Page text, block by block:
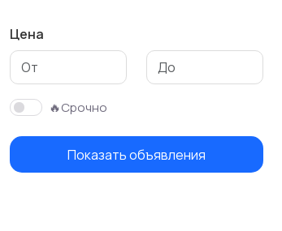
Цена
🔥Срочно
Показать объявления